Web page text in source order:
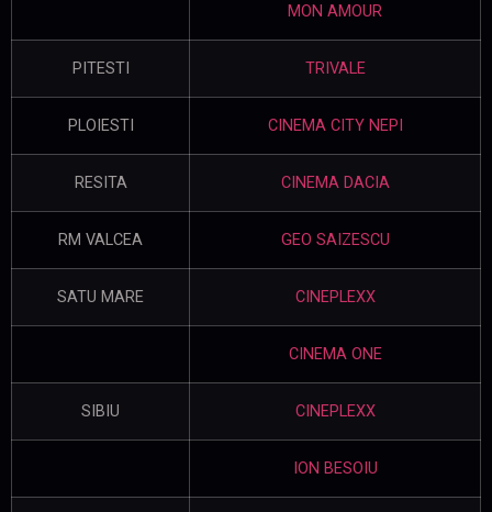
MON AMOUR
PITESTI TRIVALE
PLOIESTI CINEMA CITY NEPI
RESITA CINEMA DACIA
RM VALCEA GEO SAIZESCU
SATU MARE CINEPLEXX
CINEMA ONE
SIBIU CINEPLEXX
ION BESOIU